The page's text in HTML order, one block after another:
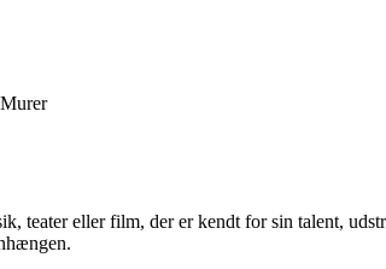
Murer
teater eller film, der er kendt for sin talent,